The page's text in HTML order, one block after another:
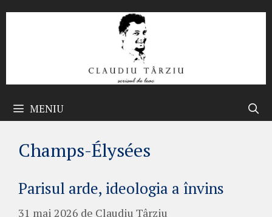
MENIU
Champs-Élysées
Parisul arde, ideologia a învins
31 mai 2026 de Claudiu Târziu